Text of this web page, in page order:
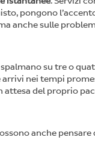
pongono
anche sulle
su tre o
nei tempi
del proprio
anche